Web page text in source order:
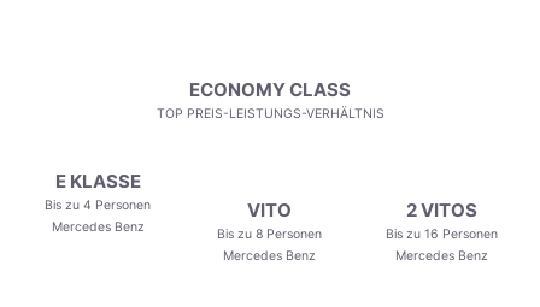
ECONOMY CLASS
TOP PREIS-LEISTUNGS-VERHÄLTNIS
E KLASSE
Bis zu 4 Personen
Mercedes Benz
VITO
Bis zu 8 Personen
Mercedes Benz
2 VITOS
Bis zu 16 Personen
Mercedes Benz